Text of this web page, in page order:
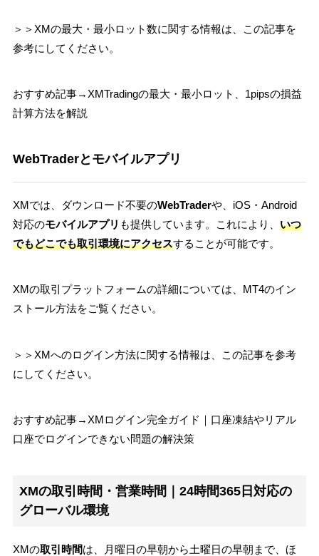
＞＞XMの最大・最小ロット数に関する情報は、この記事を
参考にしてください。
おすすめ記事→XMTradingの最大・最小ロット、1pipsの損益
計算方法を解説
WebTraderとモバイルアプリ
XMでは、ダウンロード不要のWebTraderや、iOS・Android
対応のモバイルアプリ も提供しています。これにより、 いつ
でもどこでも取引環境にアクセスすることが可能です。
XMの取引プラットフォームの詳細については、MT4のイン
ストール方法をご覧ください。
＞＞XMへのログイン方法に関する情報は、この記事を参考
にしてください。
おすすめ記事→XMログイン完全ガイド｜口座凍結やリアル
口座でログインできない問題の解決策
XMの取引時間・営業時間｜24時間365日対応の
グローバル環境
XMの取引時間は、月曜日の早朝から土曜日の早朝まで、ほ